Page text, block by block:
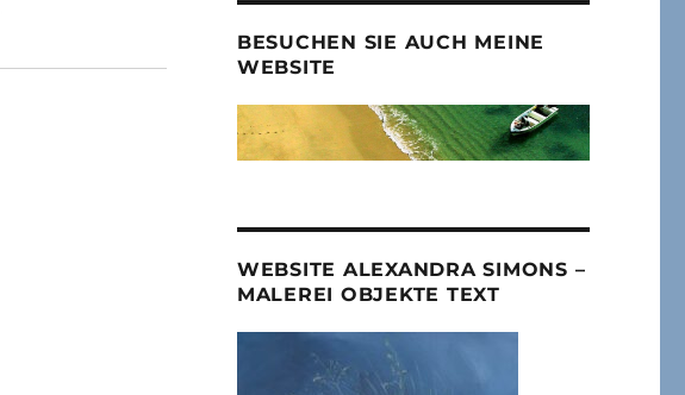
BESUCHEN SIE AUCH MEINE
WEBSITE
WEBSITE ALEXANDRA SIMONS –
MALEREI OBJEKTE TEXT